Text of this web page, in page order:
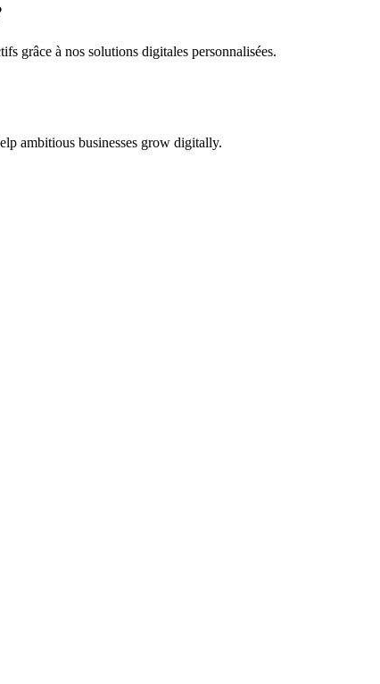
grâce à nos solutions digitales personnalisées.
ambitious businesses grow digitally.